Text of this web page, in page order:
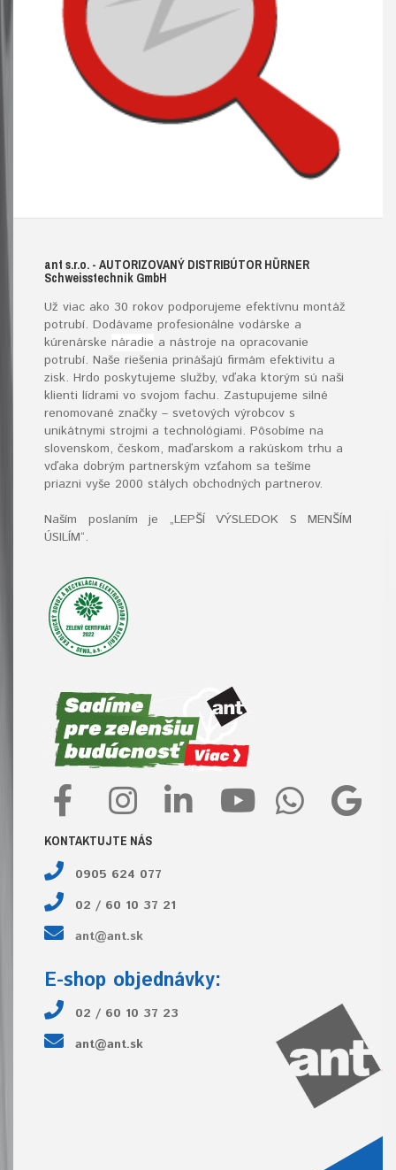
ant s.r.o. - AUTORIZOVANÝ DISTRIBÚTOR HÜRNER
Schweisstechnik GmbH
Už viac ako 30 rokov podporujeme efektívnu montáž
potrubí. Dodávame profesionálne vodárske a
kúrenárske náradie a nástroje na opracovanie
potrubí. Naše riešenia prinášajú firmám efektivitu a
zisk. Hrdo poskytujeme služby, vďaka ktorým sú naši
klienti lídrami vo svojom fachu. Zastupujeme silné
renomované značky – svetových výrobcov s
unikátnymi strojmi a technológiami. Pôsobíme na
slovenskom, českom, maďarskom a rakúskom trhu a
vďaka dobrým partnerským vzťahom sa tešíme
priazni vyše 2000 stálych obchodných partnerov.
Naším poslaním je „LEPŠÍ VÝSLEDOK S MENŠÍM
ÚSILÍM“.
KONTAKTUJTE NÁS
0905 624 077
02 / 60 10 37 21
ant@ant.sk
E-shop objednávky:
02 / 60 10 37 23
ant@ant.sk